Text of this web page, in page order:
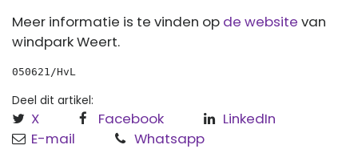
Meer informatie is te vinden op de website van
windpark Weert.
050621/HvL
Deel dit artikel:
X Facebook
LinkedIn
E-mail
Whatsapp